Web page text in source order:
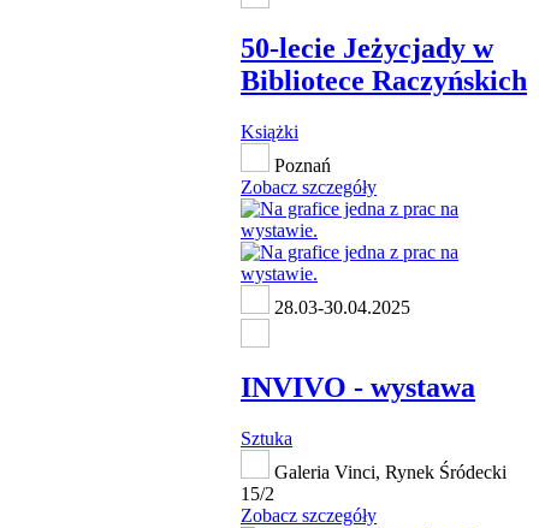
50-lecie Jeżycjady w
Bibliotece Raczyńskich
Książki
Poznań
Zobacz szczegóły
28.03-30.04.2025
INVIVO - wystawa
Sztuka
Galeria Vinci, Rynek Śródecki
15/2
Zobacz szczegóły